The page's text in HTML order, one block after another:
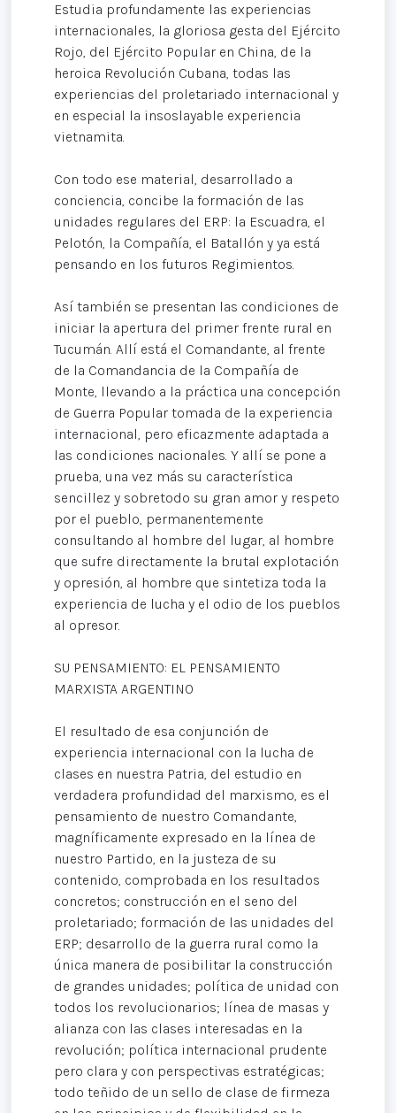
Estudia profundamente las experiencias
internacionales, la gloriosa gesta del Ejército
Rojo, del Ejército Popular en China, de la
heroica Revolución Cubana, todas las
experiencias del proletariado internacional y
en especial la insoslayable experiencia
vietnamita.
Con todo ese material, desarrollado a
conciencia, concibe la formación de las
unidades regulares del ERP: la Escuadra, el
Pelotón, la Compañía, el Batallón y ya está
pensando en los futuros Regimientos.
Así también se presentan las condiciones de
iniciar la apertura del primer frente rural en
Tucumán. Allí está el Comandante, al frente
de la Comandancia de la Compañía de
Monte, llevando a la práctica una concepción
de Guerra Popular tomada de la experiencia
internacional, pero eficazmente adaptada a
las condiciones nacionales. Y allí se pone a
prueba, una vez más su característica
sencillez y sobretodo su gran amor y respeto
por el pueblo, permanentemente
consultando al hombre del lugar, al hombre
que sufre directamente la brutal explotación
y opresión, al hombre que sintetiza toda la
experiencia de lucha y el odio de los pueblos
al opresor.
SU PENSAMIENTO: EL PENSAMIENTO
MARXISTA ARGENTINO
El resultado de esa conjunción de
experiencia internacional con la lucha de
clases en nuestra Patria, del estudio en
verdadera profundidad del marxismo, es el
pensamiento de nuestro Comandante,
magníficamente expresado en la línea de
nuestro Partido, en la justeza de su
contenido, comprobada en los resultados
concretos; construcción en el seno del
proletariado; formación de las unidades del
ERP; desarrollo de la guerra rural como la
única manera de posibilitar la construcción
de grandes unidades; política de unidad con
todos los revolucionarios; línea de masas y
alianza con las clases interesadas en la
revolución; política internacional prudente
pero clara y con perspectivas estratégicas;
todo teñido de un sello de clase de firmeza